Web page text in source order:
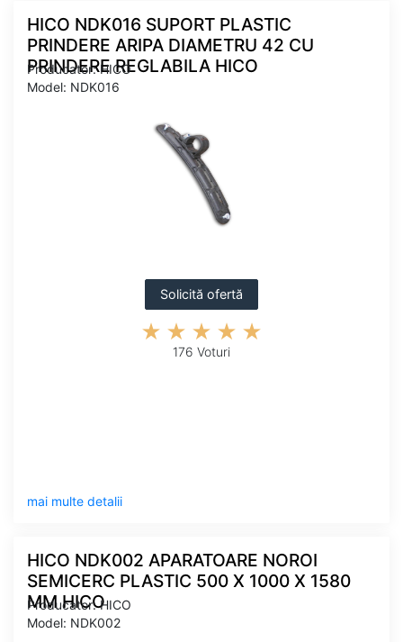
HICO NDK016 SUPORT PLASTIC
PRINDERE ARIPA DIAMETRU 42 CU
PRINDERE REGLABILA HICO
Producator: HICO
Model: NDK016
Solicită ofertă
176 Voturi
mai multe detalii
HICO NDK002 APARATOARE NOROI
SEMICERC PLASTIC 500 X 1000 X 1580
MM HICO
Producator: HICO
Model: NDK002